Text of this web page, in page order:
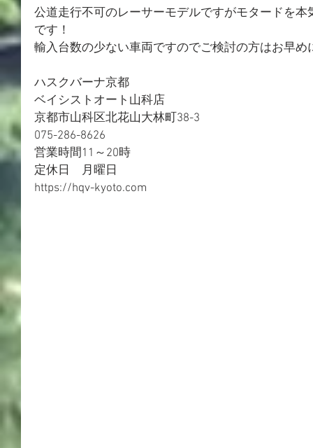
公道走行不可のレーサーモデルですがモタードを
です！
輸入台数の少ない車両ですのでご検討の方はお早め
ハスクバーナ京都
ベイシストオート山科店
京都市山科区北花山大林町38-3
075-286-8626
営業時間11～20時
定休日　月曜日
https://hqv-kyoto.com